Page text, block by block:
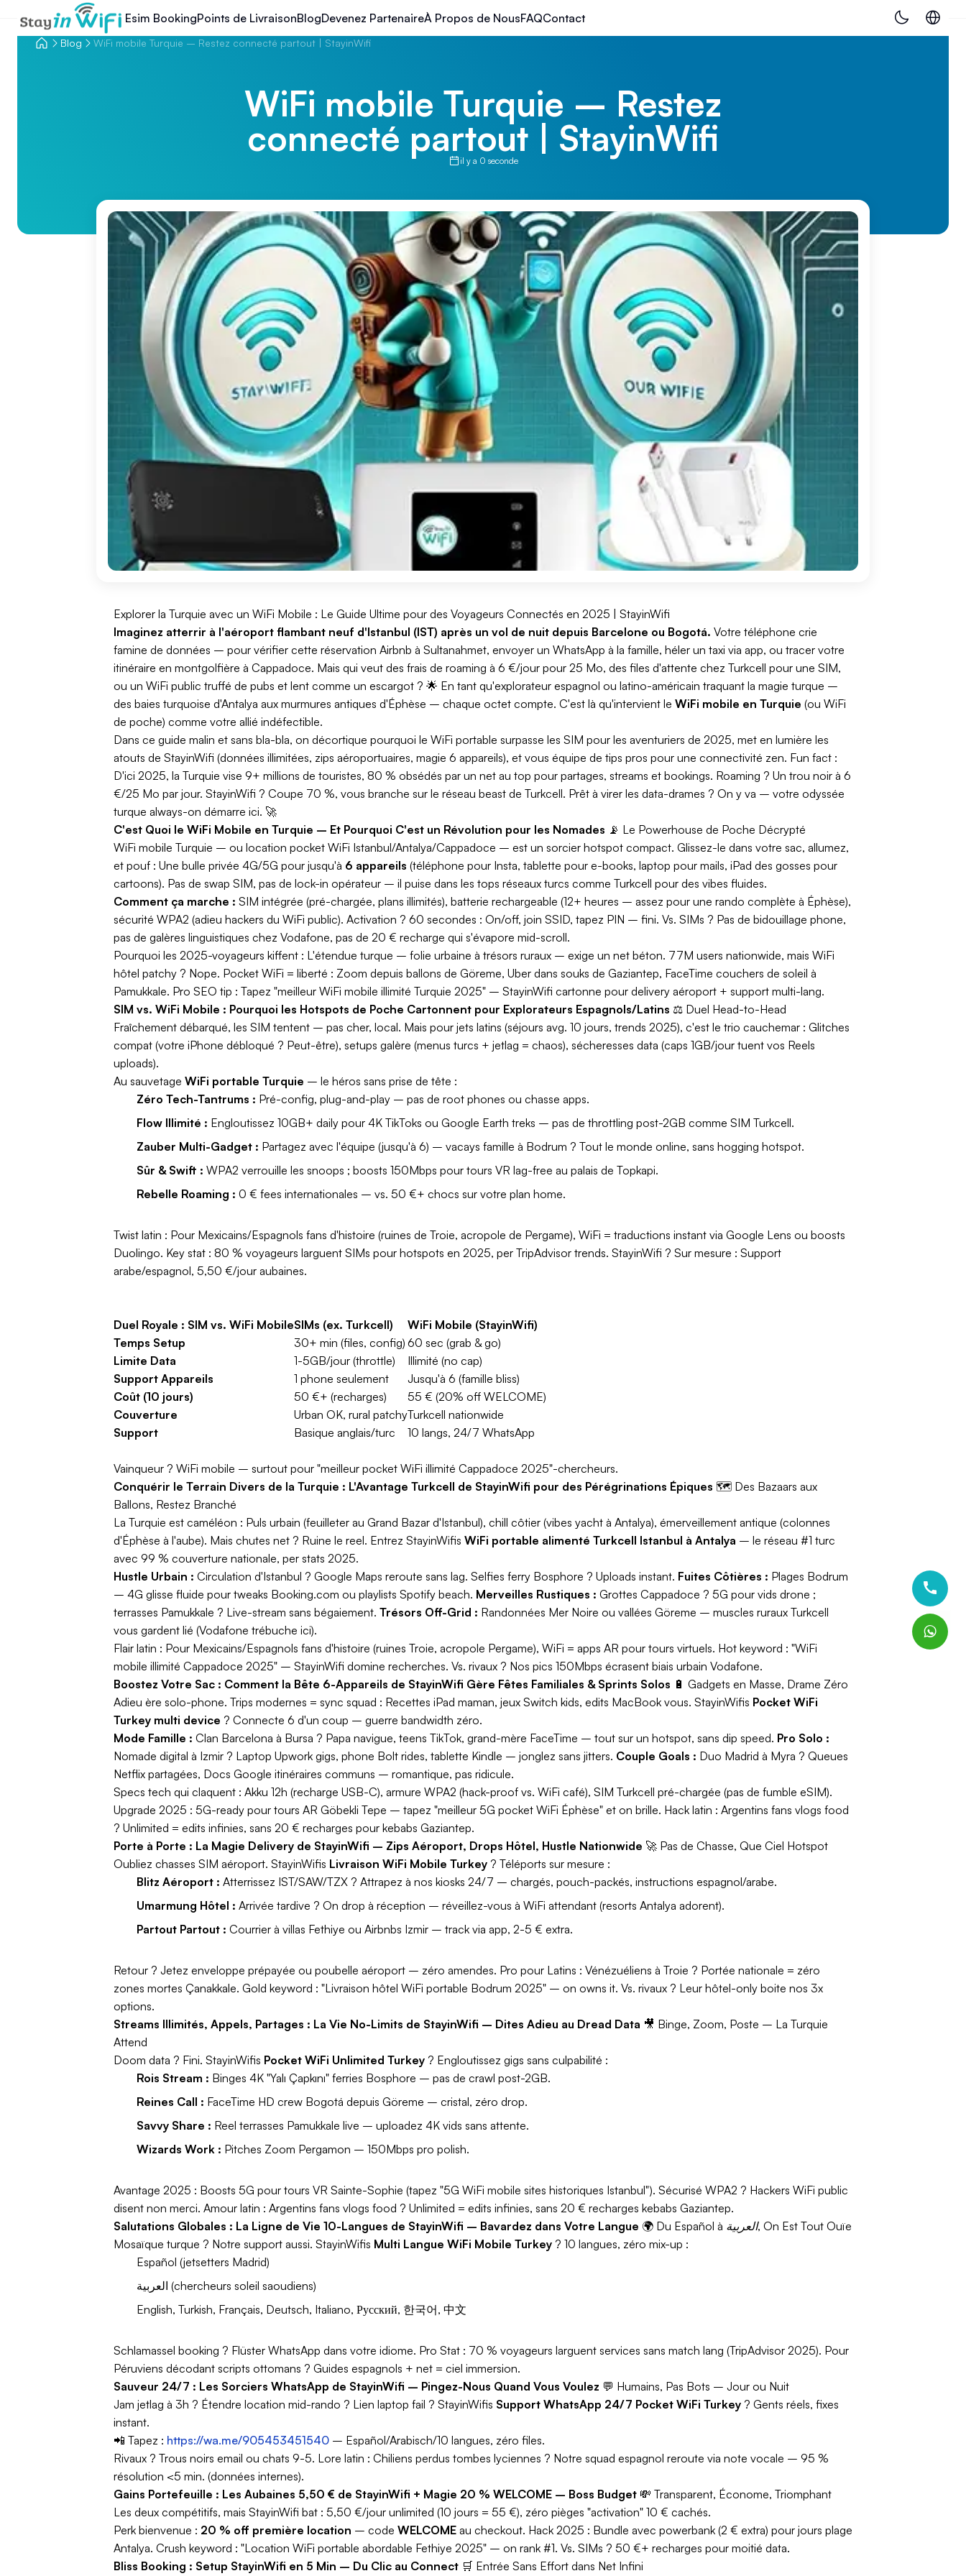
Esim BookingPoints de LivraisonBlogDevenez PartenaireÀ Propos de NousFAQContact
Blog WiFi mobile Turquie – Restez connecté partout | StayinWifi
WiFi mobile Turquie – Restez
connecté partout | StayinWifi
il y a 0 seconde
Explorer la Turquie avec un WiFi Mobile : Le Guide Ultime pour des Voyageurs Connectés en 2025 | StayinWifi
Imaginez atterrir à l'aéroport flambant neuf d'Istanbul (IST) après un vol de nuit depuis Barcelone ou Bogotá. Votre téléphone crie
famine de données – pour vérifier cette réservation Airbnb à Sultanahmet, envoyer un WhatsApp à la famille, héler un taxi via app, ou tracer votre
itinéraire en montgolfière à Cappadoce. Mais qui veut des frais de roaming à 6 €/jour pour 25 Mo, des files d'attente chez Turkcell pour une SIM,
ou un WiFi public truffé de pubs et lent comme un escargot ? 🌟 En tant qu'explorateur espagnol ou latino-américain traquant la magie turque –
des baies turquoise d'Antalya aux murmures antiques d'Éphèse – chaque octet compte. C'est là qu'intervient le WiFi mobile en Turquie (ou WiFi
de poche) comme votre allié indéfectible.
Dans ce guide malin et sans bla-bla, on décortique pourquoi le WiFi portable surpasse les SIM pour les aventuriers de 2025, met en lumière les
atouts de StayinWifi (données illimitées, zips aéroportuaires, magie 6 appareils), et vous équipe de tips pros pour une connectivité zen. Fun fact :
D'ici 2025, la Turquie vise 9+ millions de touristes, 80 % obsédés par un net au top pour partages, streams et bookings. Roaming ? Un trou noir à 6
€/25 Mo par jour. StayinWifi ? Coupe 70 %, vous branche sur le réseau beast de Turkcell. Prêt à virer les data-drames ? On y va – votre odyssée
turque always-on démarre ici. 🚀
C'est Quoi le WiFi Mobile en Turquie – Et Pourquoi C'est un Révolution pour les Nomades 📡 Le Powerhouse de Poche Décrypté
WiFi mobile Turquie – ou location pocket WiFi Istanbul/Antalya/Cappadoce – est un sorcier hotspot compact. Glissez-le dans votre sac, allumez,
et pouf : Une bulle privée 4G/5G pour jusqu'à 6 appareils (téléphone pour Insta, tablette pour e-books, laptop pour mails, iPad des gosses pour
cartoons). Pas de swap SIM, pas de lock-in opérateur – il puise dans les tops réseaux turcs comme Turkcell pour des vibes fluides.
Comment ça marche : SIM intégrée (pré-chargée, plans illimités), batterie rechargeable (12+ heures – assez pour une rando complète à Éphèse),
sécurité WPA2 (adieu hackers du WiFi public). Activation ? 60 secondes : On/off, join SSID, tapez PIN – fini. Vs. SIMs ? Pas de bidouillage phone,
pas de galères linguistiques chez Vodafone, pas de 20 € recharge qui s'évapore mid-scroll.
Pourquoi les 2025-voyageurs kiffent : L'étendue turque – folie urbaine à trésors ruraux – exige un net béton. 77M users nationwide, mais WiFi
hôtel patchy ? Nope. Pocket WiFi = liberté : Zoom depuis ballons de Göreme, Uber dans souks de Gaziantep, FaceTime couchers de soleil à
Pamukkale. Pro SEO tip : Tapez "meilleur WiFi mobile illimité Turquie 2025" – StayinWifi cartonne pour delivery aéroport + support multi-lang.
SIM vs. WiFi Mobile : Pourquoi les Hotspots de Poche Cartonnent pour Explorateurs Espagnols/Latins ⚖️ Duel Head-to-Head
Fraîchement débarqué, les SIM tentent – pas cher, local. Mais pour jets latins (séjours avg. 10 jours, trends 2025), c'est le trio cauchemar : Glitches
compat (votre iPhone débloqué ? Peut-être), setups galère (menus turcs + jetlag = chaos), sécheresses data (caps 1GB/jour tuent vos Reels
uploads).
Au sauvetage WiFi portable Turquie – le héros sans prise de tête :
Zéro Tech-Tantrums : Pré-config, plug-and-play – pas de root phones ou chasse apps.
Flow Illimité : Engloutissez 10GB+ daily pour 4K TikToks ou Google Earth treks – pas de throttling post-2GB comme SIM Turkcell.
Zauber Multi-Gadget : Partagez avec l'équipe (jusqu'à 6) – vacays famille à Bodrum ? Tout le monde online, sans hogging hotspot.
Sûr & Swift : WPA2 verrouille les snoops ; boosts 150Mbps pour tours VR lag-free au palais de Topkapi.
Rebelle Roaming : 0 € fees internationales – vs. 50 €+ chocs sur votre plan home.
Twist latin : Pour Mexicains/Espagnols fans d'histoire (ruines de Troie, acropole de Pergame), WiFi = traductions instant via Google Lens ou boosts
Duolingo. Key stat : 80 % voyageurs larguent SIMs pour hotspots en 2025, per TripAdvisor trends. StayinWifi ? Sur mesure : Support
arabe/espagnol, 5,50 €/jour aubaines.
Duel Royale : SIM vs. WiFi MobileSIMs (ex. Turkcell)
WiFi Mobile (StayinWifi)
Temps Setup
30+ min (files, config) 60 sec (grab & go)
Limite Data
1-5GB/jour (throttle)
Illimité (no cap)
Support Appareils
1 phone seulement
Jusqu'à 6 (famille bliss)
Coût (10 jours)
50 €+ (recharges)
55 € (20% off WELCOME)
Couverture
Urban OK, rural patchyTurkcell nationwide
Support
Basique anglais/turc 10 langs, 24/7 WhatsApp
Vainqueur ? WiFi mobile – surtout pour "meilleur pocket WiFi illimité Cappadoce 2025"-chercheurs.
Conquérir le Terrain Divers de la Turquie : L'Avantage Turkcell de StayinWifi pour des Pérégrinations Épiques 🗺️ Des Bazaars aux
Ballons, Restez Branché
La Turquie est caméléon : Puls urbain (feuilleter au Grand Bazar d'Istanbul), chill côtier (vibes yacht à Antalya), émerveillement antique (colonnes
d'Éphèse à l'aube). Mais chutes net ? Ruine le reel. Entrez StayinWifis WiFi portable alimenté Turkcell Istanbul à Antalya – le réseau #1 turc
avec 99 % couverture nationale, per stats 2025.
Hustle Urbain : Circulation d'Istanbul ? Google Maps reroute sans lag. Selfies ferry Bosphore ? Uploads instant. Fuites Côtières : Plages Bodrum
– 4G glisse fluide pour tweaks Booking.com ou playlists Spotify beach. Merveilles Rustiques : Grottes Cappadoce ? 5G pour vids drone ;
terrasses Pamukkale ? Live-stream sans bégaiement. Trésors Off-Grid : Randonnées Mer Noire ou vallées Göreme – muscles ruraux Turkcell
vous gardent lié (Vodafone trébuche ici).
Flair latin : Pour Mexicains/Espagnols fans d'histoire (ruines Troie, acropole Pergame), WiFi = apps AR pour tours virtuels. Hot keyword : "WiFi
mobile illimité Cappadoce 2025" – StayinWifi domine recherches. Vs. rivaux ? Nos pics 150Mbps écrasent biais urbain Vodafone.
Boostez Votre Sac : Comment la Bête 6-Appareils de StayinWifi Gère Fêtes Familiales & Sprints Solos 🔋 Gadgets en Masse, Drame Zéro
Adieu ère solo-phone. Trips modernes = sync squad : Recettes iPad maman, jeux Switch kids, edits MacBook vous. StayinWifis Pocket WiFi
Turkey multi device ? Connecte 6 d'un coup – guerre bandwidth zéro.
Mode Famille : Clan Barcelona à Bursa ? Papa navigue, teens TikTok, grand-mère FaceTime – tout sur un hotspot, sans dip speed. Pro Solo :
Nomade digital à Izmir ? Laptop Upwork gigs, phone Bolt rides, tablette Kindle – jonglez sans jitters. Couple Goals : Duo Madrid à Myra ? Queues
Netflix partagées, Docs Google itinéraires communs – romantique, pas ridicule.
Specs tech qui claquent : Akku 12h (recharge USB-C), armure WPA2 (hack-proof vs. WiFi café), SIM Turkcell pré-chargée (pas de fumble eSIM).
Upgrade 2025 : 5G-ready pour tours AR Göbekli Tepe – tapez "meilleur 5G pocket WiFi Éphèse" et on brille. Hack latin : Argentins fans vlogs food
? Unlimited = edits infinies, sans 20 € recharges pour kebabs Gaziantep.
Porte à Porte : La Magie Delivery de StayinWifi – Zips Aéroport, Drops Hôtel, Hustle Nationwide 🚀 Pas de Chasse, Que Ciel Hotspot
Oubliez chasses SIM aéroport. StayinWifis Livraison WiFi Mobile Turkey ? Téléports sur mesure :
Blitz Aéroport : Atterrissez IST/SAW/TZX ? Attrapez à nos kiosks 24/7 – chargés, pouch-packés, instructions espagnol/arabe.
Umarmung Hôtel : Arrivée tardive ? On drop à réception – réveillez-vous à WiFi attendant (resorts Antalya adorent).
Partout Partout : Courrier à villas Fethiye ou Airbnbs Izmir – track via app, 2-5 € extra.
Retour ? Jetez enveloppe prépayée ou poubelle aéroport – zéro amendes. Pro pour Latins : Vénézuéliens à Troie ? Portée nationale = zéro
zones mortes Çanakkale. Gold keyword : "Livraison hôtel WiFi portable Bodrum 2025" – on owns it. Vs. rivaux ? Leur hôtel-only boite nos 3x
options.
Streams Illimités, Appels, Partages : La Vie No-Limits de StayinWifi – Dites Adieu au Dread Data 🎥 Binge, Zoom, Poste – La Turquie
Attend
Doom data ? Fini. StayinWifis Pocket WiFi Unlimited Turkey ? Engloutissez gigs sans culpabilité :
Rois Stream : Binges 4K "Yalı Çapkını" ferries Bosphore – pas de crawl post-2GB.
Reines Call : FaceTime HD crew Bogotá depuis Göreme – cristal, zéro drop.
Savvy Share : Reel terrasses Pamukkale live – uploadez 4K vids sans attente.
Wizards Work : Pitches Zoom Pergamon – 150Mbps pro polish.
Avantage 2025 : Boosts 5G pour tours VR Sainte-Sophie (tapez "5G WiFi mobile sites historiques Istanbul"). Sécurisé WPA2 ? Hackers WiFi public
disent non merci. Amour latin : Argentins fans vlogs food ? Unlimited = edits infinies, sans 20 € recharges kebabs Gaziantep.
Salutations Globales : La Ligne de Vie 10-Langues de StayinWifi – Bavardez dans Votre Langue 🌍
Du Español à العربية, On Est Tout Ouïe
Mosaïque turque ? Notre support aussi. StayinWifis Multi Langue WiFi Mobile Turkey ? 10 langues, zéro mix-up :
Español (jetsetters Madrid)
العربية (chercheurs soleil saoudiens)
English, Turkish, Français, Deutsch, Italiano, Русский, 한국어, 中文
Schlamassel booking ? Flüster WhatsApp dans votre idiome. Pro Stat : 70 % voyageurs larguent services sans match lang (TripAdvisor 2025). Pour
Péruviens décodant scripts ottomans ? Guides espagnols + net = ciel immersion.
Sauveur 24/7 : Les Sorciers WhatsApp de StayinWifi – Pingez-Nous Quand Vous Voulez 💬 Humains, Pas Bots – Jour ou Nuit
Jam jetlag à 3h ? Étendre location mid-rando ? Lien laptop fail ? StayinWifis Support WhatsApp 24/7 Pocket WiFi Turkey ? Gents réels, fixes
instant.
📲 Tapez : https://wa.me/905453451540 – Español/Arabisch/10 langues, zéro files.
Rivaux ? Trous noirs email ou chats 9-5. Lore latin : Chiliens perdus tombes lyciennes ? Notre squad espagnol reroute via note vocale – 95 %
résolution <5 min. (données internes).
Gains Portefeuille : Les Aubaines 5,50 € de StayinWifi + Magie 20 % WELCOME – Boss Budget 💸 Transparent, Économe, Triomphant
Les deux compétitifs, mais StayinWifi bat : 5,50 €/jour unlimited (10 jours = 55 €), zéro pièges "activation" 10 € cachés.
Perk bienvenue : 20 % off première location – code WELCOME au checkout. Hack 2025 : Bundle avec powerbank (2 € extra) pour jours plage
Antalya. Crush keyword : "Location WiFi portable abordable Fethiye 2025" – on rank #1. Vs. SIMs ? 50 €+ recharges pour moitié data.
Bliss Booking : Setup StayinWifi en 5 Min – Du Clic au Connect 🛒 Entrée Sans Effort dans Net Infini